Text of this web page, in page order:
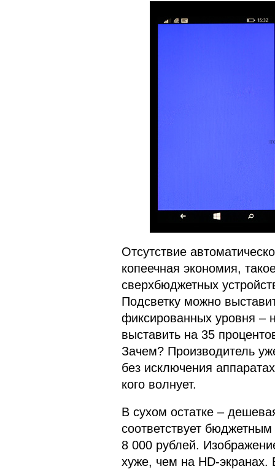
Отсутствие
копеечная экономия,
сверхбюджетных
Подсветку можно
фиксированных уровня –
выставить на 35
Зачем? Производитель
без исключения
кого волнует.
В сухом остатке –
соответствует
8 000 рублей.
хуже, чем на HD-экранах.